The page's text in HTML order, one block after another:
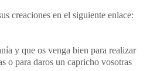
creaciones en el siguiente enlace:
y que os venga bien para realizar
o para daros un capricho vosotras